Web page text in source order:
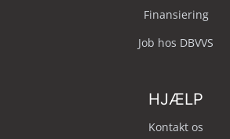
Finansiering
Job hos DBVVS
HJÆLP
Kontakt os